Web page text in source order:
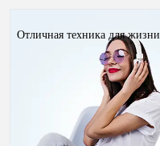
Отличная техника для жизни